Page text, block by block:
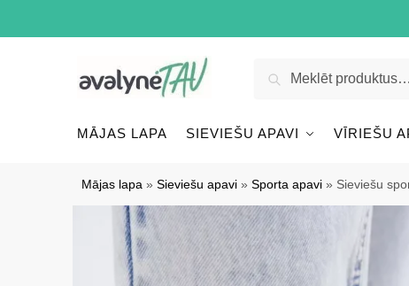
Meklēt
MĀJAS LAPA SIEVIEŠU APAVI VĪRIEŠU
Mājas lapa »Sieviešu apavi »Sporta apavi » Sieviešu